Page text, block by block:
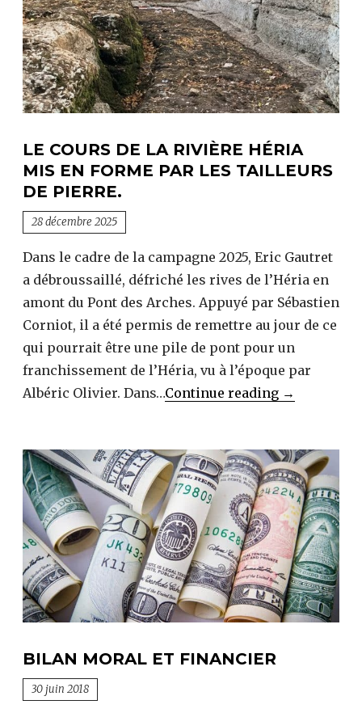
LE COURS DE LA RIVIÈRE HÉRIA
MIS EN FORME PAR LES TAILLEURS
DE PIERRE.
28 décembre 2025
Dans le cadre de la campagne 2025, Eric Gautret
a débroussaillé, défriché les rives de l’Héria en
amont du Pont des Arches. Appuyé par Sébastien
Corniot, il a été permis de remettre au jour de ce
qui pourrait être une pile de pont pour un
franchissement de l’Héria, vu à l’époque par
Albéric Olivier. Dans…Continue reading Le
la
rivière
Héria
mis
en
forme
par
les
→
BILAN MORAL ET FINANCIER
30 juin 2018